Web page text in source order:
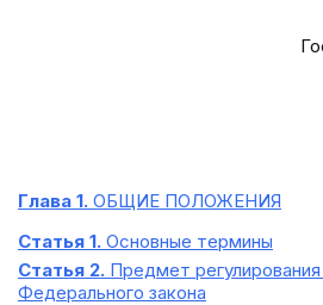
Глава 1. ОБЩИЕ ПОЛОЖЕНИЯ
Статья 1. Основные термины
Статья 2. Предмет
Федерального закона